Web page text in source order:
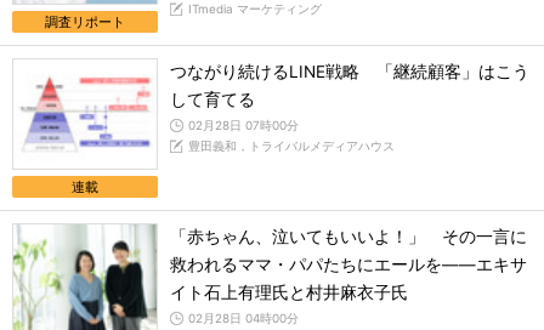
調査リポート
ITmedia マーケティング
連載
つながり続けるLINE戦略 「継続顧客」はこう
して育てる
02月28日 07時00分
豊田義和，トライバルメディアハウス
「赤ちゃん、泣いてもいいよ！」 その一言に
救われるママ・パパたちにエールを――エキサ
イト石上有理氏と村井麻衣子氏
02月28日 04時00分